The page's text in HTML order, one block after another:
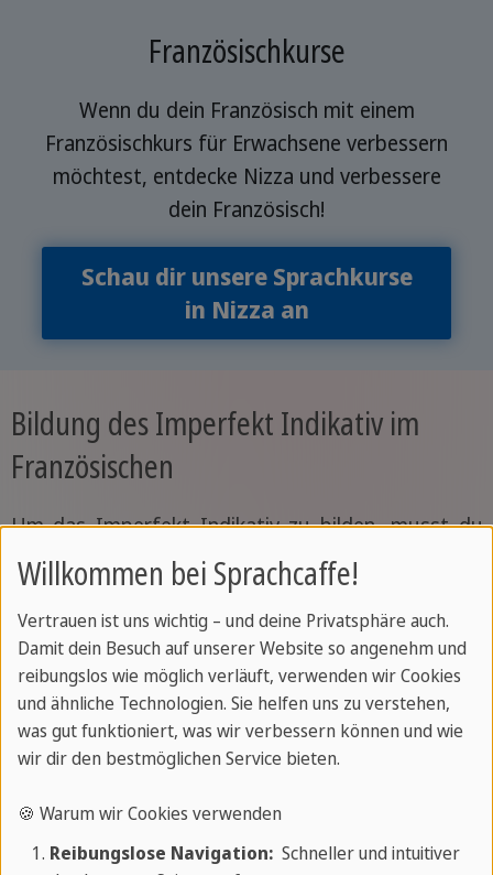
Französischkurse
Wenn du dein Französisch mit einem
Französischkurs für Erwachsene verbessern
möchtest, entdecke Nizza und verbessere
dein Französisch!
Schau dir unsere Sprachkurse
in Nizza an
Bildung des Imperfekt Indikativ im
Französischen
Um das Imperfekt Indikativ zu bilden, musst du
dir die Endungen der konjugierten Verben
einprägen. Sie ändern sich nicht von einem Verb
zum anderen.
Personalpronomen Endungen
1te
Gruppe
Willkommen bei Sprachcaffe!
Vertrauen ist uns wichtig – und deine Privatsphäre auch.
Damit dein Besuch auf unserer Website so angenehm und
reibungslos wie möglich verläuft, verwenden wir Cookies
und ähnliche Technologien. Sie helfen uns zu verstehen,
was gut funktioniert, was wir verbessern können und wie
wir dir den bestmöglichen Service bieten.
🍪 Warum wir Cookies verwenden
Reibungslose Navigation:Schneller und intuitiver